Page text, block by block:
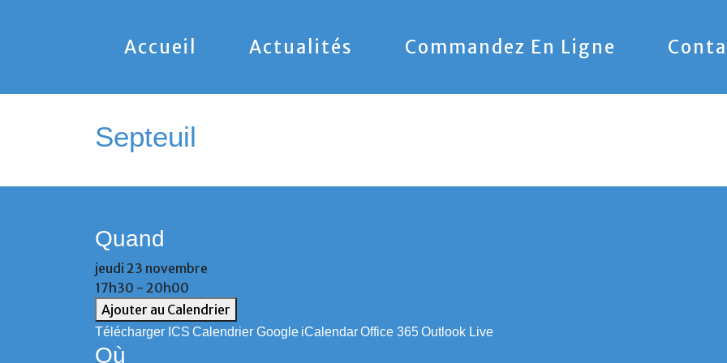
Accueil Actualités Commandez En Ligne
Septeuil
Quand
jeudi 23 novembre
17h30 - 20h00
Ajouter au Calendrier
Télécharger ICS Calendrier Google iCalendarOffice 365Outlook Live
Où